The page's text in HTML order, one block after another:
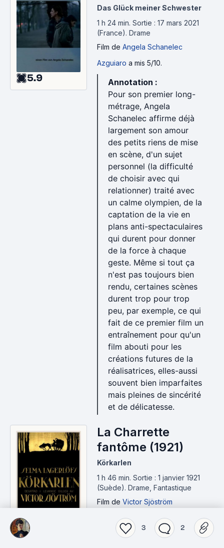
5.9
Das Glück meiner Schwester
1 h 24 min. Sortie : 17 mars 2021
(France). Drame
Film de Angela Schanelec
Azguiaro a mis 5/10.
Annotation :
Pour son premier long-
métrage, Angela
Schanelec affirme déjà
largement son amour
des petits riens de mise
en scène, d'un sujet
personnel (la difficulté
de choisir avec qui
relationner) traité avec
un calme olympien, de la
captation de la vie en
plans anti-spectaculaires
qui durent pour donner
de la force à chaque
geste. Même si tout ça
n'est pas toujours bien
rendu, certaines scènes
durent trop pour trop
peu, par exemple, ce qui
fait de ce premier film un
entraînement pour qu'un
film abouti pour les
créations futures de la
réalisatrices, elles-aussi
souvent bien imparfaites
mais pleines de sincérité
et de délicatesse.
7.3
La Charrette
fantôme (1921)
Körkarlen
1 h 46 min. Sortie : 1 janvier 1921
(Suède). Drame, Fantastique
Film de Victor Sjöström
Azguiaroa mis 5/10.
Annotation :
3 2